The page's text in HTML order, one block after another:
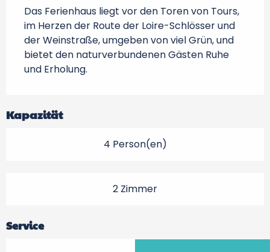
Das Ferienhaus liegt vor den Toren von Tours,
im Herzen der Route der Loire-Schlösser und
der Weinstraße, umgeben von viel Grün, und
bietet den naturverbundenen Gästen Ruhe
und Erholung.
Kapazität
4 Person(en)
2 Zimmer
Service